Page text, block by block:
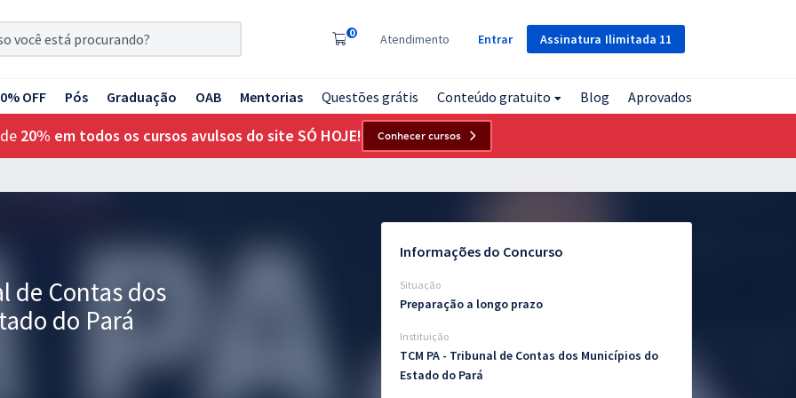
Assinatura Ilimitada 11
0 Atendimento Entrar
OFF Pós Graduação OAB Mentorias Questões grátis Conteúdo gratuito Blog Aprovados
20% em todos os cursos avulsos do site SÓ HOJE! Conhecer cursos
de Contas dos
do Pará
Informações do Concurso
Situação
Preparação a longo prazo
Instituição
TCM PA - Tribunal de Contas dos Municípios do
Estado do Pará